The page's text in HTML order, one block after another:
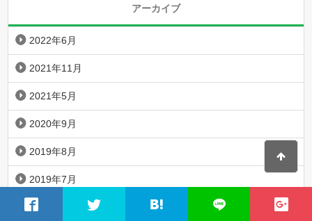
アーカイブ
2022年6月
2021年11月
2021年5月
2020年9月
2019年8月
2019年7月
2019年6月